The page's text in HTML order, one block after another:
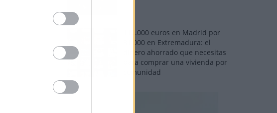
110.000 euros en Madrid por
31.000 en Extremadura: el
dinero ahorrado que necesitas
para comprar una vivienda por
comunidad